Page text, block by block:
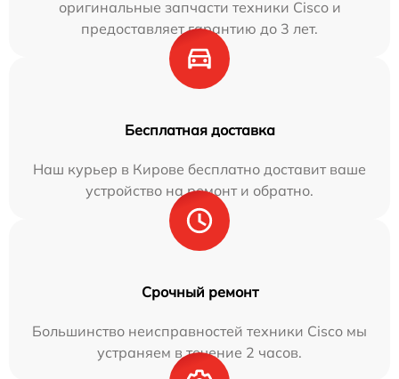
оригинальные запчасти техники Cisco и
предоставляет гарантию до 3 лет.
Бесплатная доставка
Наш курьер в Кирове бесплатно доставит ваше
устройство на ремонт и обратно.
Срочный ремонт
Большинство неисправностей техники Cisco мы
устраняем в течение 2 часов.